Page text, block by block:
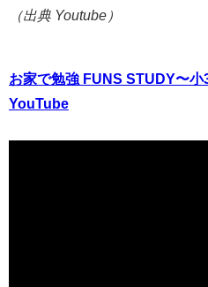
（出典 Youtube）
お家で勉強 FUNS STUDY〜
YouTube